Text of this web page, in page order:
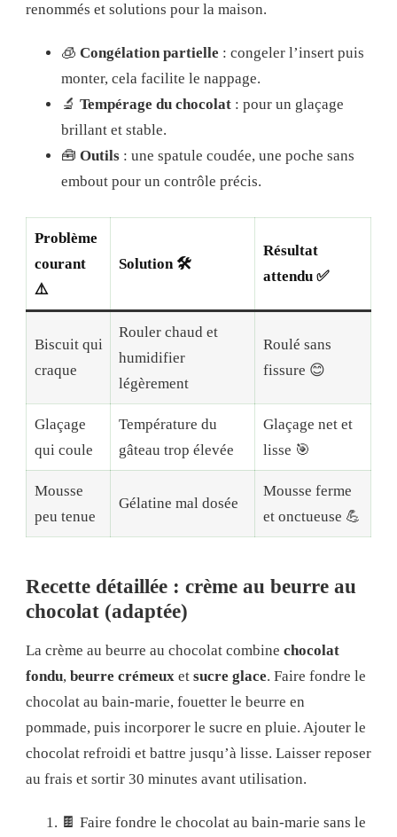
renommés et solutions pour la maison.
🧊 Congélation partielle : congeler l’insert puis
monter, cela facilite le nappage.
🔬 Tempérage du chocolat : pour un glaçage
brillant et stable.
🧰 Outils : une spatule coudée, une poche sans
embout pour un contrôle précis.
Problème
courant
⚠️
Solution 🛠
Résultat
attendu ✅
Biscuit qui
craque
Rouler chaud et
humidifier
légèrement
Roulé sans
fissure 😊
Glaçage
qui coule
Température du
gâteau trop élevée
Glaçage net et
lisse 🎯
Mousse
peu tenue
Gélatine mal dosée
Mousse ferme
et onctueuse 💪
Recette détaillée : crème au beurre au
chocolat (adaptée)
La crème au beurre au chocolat combine chocolat
fondu, beurre crémeux et sucre glace. Faire fondre le
chocolat au bain‑marie, fouetter le beurre en
pommade, puis incorporer le sucre en pluie. Ajouter le
chocolat refroidi et battre jusqu’à lisse. Laisser reposer
au frais et sortir 30 minutes avant utilisation.
🍫 Faire fondre le chocolat au bain‑marie sans le